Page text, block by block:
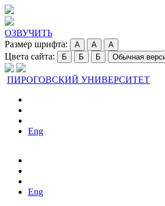
ОЗВУЧИТЬ
Размер шрифта:
A A A
Цвета сайта: Б Б Б Обычная
ПИРОГОВСКИЙ УНИВЕРСИТЕТ
Eng
Eng